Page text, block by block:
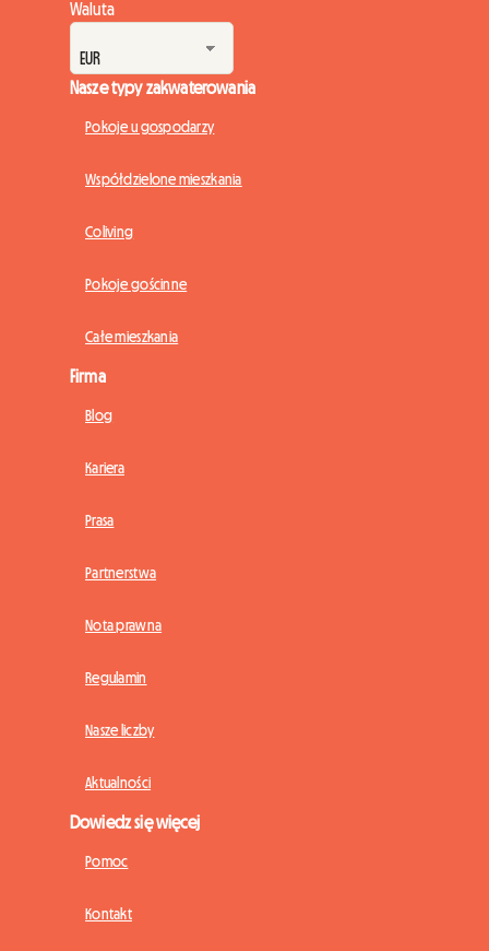
Waluta
Nasze typy zakwaterowania
Pokoje u gospodarzy
Współdzielone mieszkania
Coliving
Pokoje gościnne
Całe mieszkania
Firma
Blog
Kariera
Prasa
Partnerstwa
Nota prawna
Regulamin
Nasze liczby
Aktualności
Dowiedz się więcej
Pomoc
Kontakt